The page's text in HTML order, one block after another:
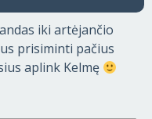
iki artėjančio
prisiminti pačius
aplink Kelmę